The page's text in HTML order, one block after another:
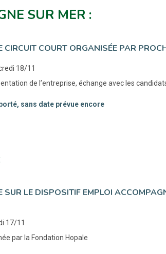
SUR MER :
CIRCUIT COURT ORGANISÉE PAR
18/11
de l’entreprise, échange avec les
sans date prévue encore
SUR LE DISPOSITIF EMPLOI
17/11
par la Fondation Hopale